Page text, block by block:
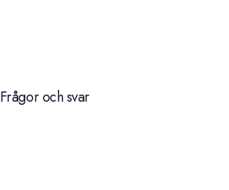
Frågor och svar